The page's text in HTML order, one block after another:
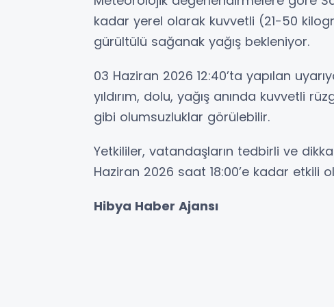
kadar yerel olarak kuvvetli (21-50
gürültülü sağanak yağış bekleniyor.
03 Haziran 2026 12:40’ta yapılan
yıldırım, dolu, yağış anında kuvvetli
gibi olumsuzluklar görülebilir.
Yetkililer, vatandaşların tedbirli ve
Haziran 2026 saat 18:00’e kadar etkili
Hibya Haber Ajansı